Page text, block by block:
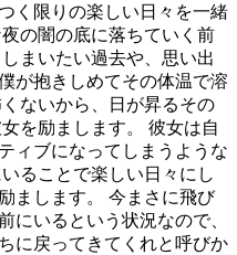
く限りの楽しい日々を一緒
の闇の底に落ちていく前
まいたい過去や、思い出
が抱きしめてその体温で溶
ないから、日が昇るその
を励まします。 彼女は自
ィブになってしまうような
ることで楽しい日々にし
まします。 今まさに飛び
にいるという状況なので、
に戻ってきてくれと呼びか